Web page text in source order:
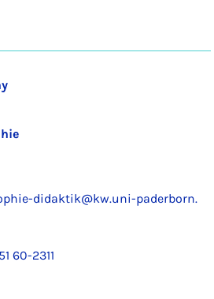
didaktik@kw.uni-paderborn.
60-2311